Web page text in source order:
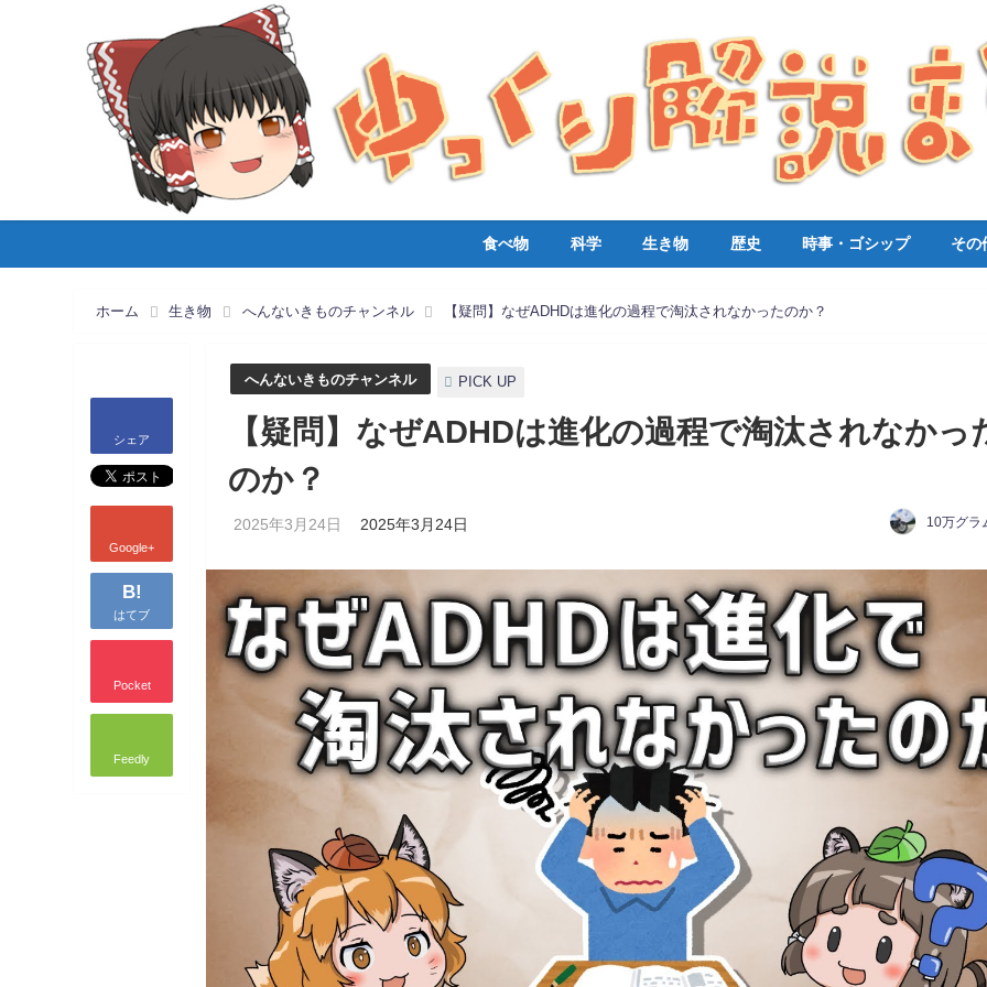
食べ物 科学 生き物 歴史 時事・ゴシップ その
ホーム 生き物 へんないきものチャンネル 【疑問】なぜADHDは進化の過程で淘汰されなかったのか？
シェア
Google+
B!
はてブ
Pocket
Feedly
へんないきものチャンネル PICK UP
【疑問】なぜADHDは進化の過程で淘汰されなかっ
のか？
2025年3月24日 2025年3月24日 10万グラ